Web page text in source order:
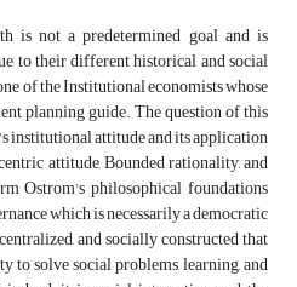
is not a predetermined goal and is
to their different historical and social
of the Institutional economists whose
planning guide. The question of this
institutional attitude and its application
attitude, Bounded rationality, and
Ostrom's philosophical foundations
which is necessarily a democratic
and socially constructed that
to solve social problems, learning, and